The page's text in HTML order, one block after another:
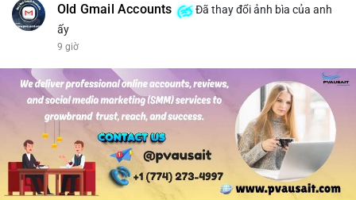
- Mục tiêu chốt lời: TP1: 77.50, TP2: 78.80
- Cắt lỗ: 74.90 (dưới vùng hỗ trợ gần nhất)
chốt 50% vị thế tại TP1 và dời stop loss về điểm hòa vốn.
#solusdt #longsol #vung76 #breakoutsol #lenhmuasol
Old Gmail Accounts
Đã thay đổi ảnh bìa của anh
ấy
9 giờ